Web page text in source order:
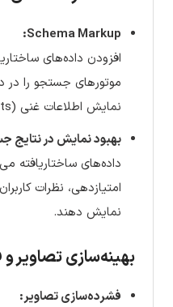
Schema Markup:
افزودن داده‌های
موتورهای جستجو را در
نمایش اطلاعات غنی (Rich Snippets) را فراهم می‌کند.
بهبود نمایش در نتایج
داده‌های ساختاریافته
امتیازدهی، نظرات
نمایش دهند.
بهینه‌سازی تصاویر و
فشرده‌سازی تصاویر: